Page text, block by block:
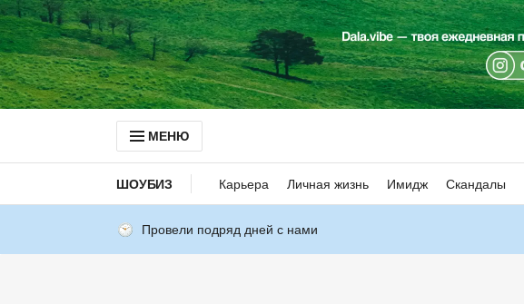
МЕНЮ
ШОУБИЗ Карьера Личная жизнь Имидж Скандалы
Провели подряд дней с нами